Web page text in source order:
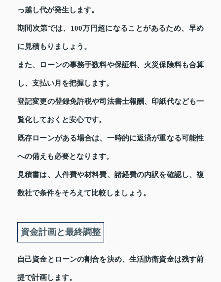
っ越し代が発生します。
期間次第では、100万円超になることがあるため、早め
に見積もりましょう。
また、ローンの事務手数料や保証料、火災保険料も合算
し、支払い月を把握します。
登記変更の登録免許税や司法書士報酬、印紙代なども一
覧化しておくと安心です。
既存ローンがある場合は、一時的に返済が重なる可能性
への備えも必要となります。
見積書は、人件費や材料費、諸経費の内訳を確認し、複
数社で条件をそろえて比較しましょう。
資金計画と最終調整
自己資金とローンの割合を決め、生活防衛資金は残す前
提で計画します。